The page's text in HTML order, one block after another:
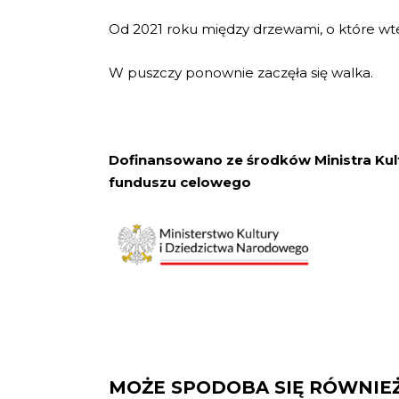
Od 2021 roku między drzewami, o które
W puszczy ponownie zaczęła się walka.
Dofinansowano ze środków Ministra
funduszu celowego
MOŻE SPODOBA SIĘ